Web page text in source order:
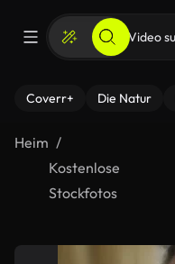
Coverr+ Die Natur
Heim
Kostenlose
Stockfotos